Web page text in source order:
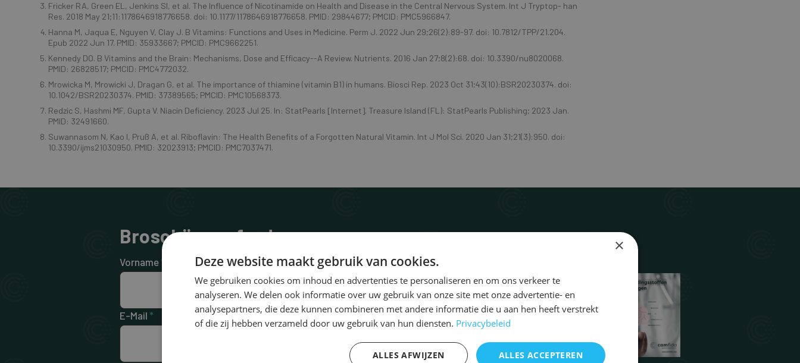
Fricker RA, Green EL, Jenkins SI, et al. The Influence of Nicotinamide on Health and Disease in the Central Nervous System. Int J Tryptop- han
Res. 2018 May 21;11:1178646918776658. doi: 10.1177/1178646918776658. PMID: 29844677; PMCID: PMC5966847.
Hanna M, Jaqua E, Nguyen V, Clay J. B Vitamins: Functions and Uses in Medicine. Perm J. 2022 Jun 29;26(2):89-97. doi: 10.7812/TPP/21.204.
Epub 2022 Jun 17. PMID: 35933667; PMCID: PMC9662251.
Kennedy DO. B Vitamins and the Brain: Mechanisms, Dose and Efficacy--A Review. Nutrients. 2016 Jan 27;8(2):68. doi: 10.3390/nu8020068.
PMID: 26828517; PMCID: PMC4772032.
Mrowicka M, Mrowicki J, Dragan G, et al. The importance of thiamine (vitamin B1) in humans. Biosci Rep. 2023 Oct 31;43(10):BSR20230374. doi:
10.1042/BSR20230374. PMID: 37389565; PMCID: PMC10568373.
Redzic S, Hashmi MF, Gupta V. Niacin Deficiency. 2023 Jul 25. In: StatPearls [Internet]. Treasure Island (FL): StatPearls Publishing; 2023 Jan.
PMID: 32491660.
Suwannasom N, Kao I, Pruß A, et al. Riboflavin: The Health Benefits of a Forgotten Natural Vitamin. Int J Mol Sci. 2020 Jan 31;21(3):950. doi:
10.3390/ijms21030950. PMID: 32023913; PMCID: PMC7037471.
Broschüre anfordern
Vorname * Nachname*
E-Mail * Telefonnummer
×
Deze website maakt gebruik van cookies.
We gebruiken cookies om inhoud en advertenties te personaliseren en om ons verkeer te
analyseren. We delen ook informatie over uw gebruik van onze site met onze advertentie- en
analysepartners, die deze kunnen combineren met andere informatie die u aan hen heeft verstrekt
of die zij hebben verzameld door uw gebruik van hun diensten. Privacybeleid
ALLES ACCEPTEREN
ALLES AFWIJZEN